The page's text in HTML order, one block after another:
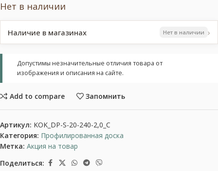
Нет в наличии
Наличие в магазинах Нет в наличии ›
Допустимы незначительные отличия товара от
изображения и описания на сайте.
Add to compare Запомнить
Артикул: KOK_DP-S-20-240-2,0_C
Категория: Профилированная доска
Метка: Акция на товар
Поделиться: